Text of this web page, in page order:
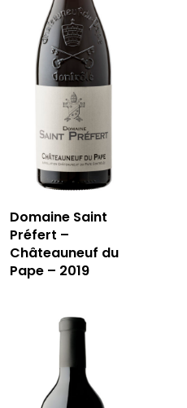
Domaine Saint
Préfert –
Châteauneuf du
Pape – 2019